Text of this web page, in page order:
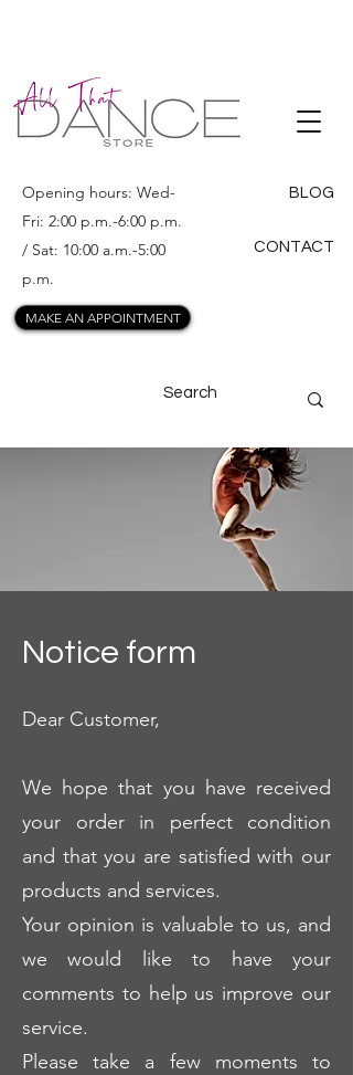
ALL THAT
DANCE
Opening hours: Wed-
Fri: 2:00 p.m.-6:00 p.m.
/ Sat: 10:00 a.m.-5:00
p.m.
BLOG
CONTACT
MAKE AN APPOINTMENT
Notice form
Dear Customer,
We hope that you have received
your order in perfect condition
and that you are satisfied with our
products and services.
Your opinion is valuable to us, and
we would like to have your
comments to help us improve our
service.
Please take a few moments to